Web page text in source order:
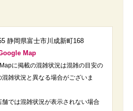
静岡県富士市川成新町168
Map
に掲載の混雑状況は混雑の目安の
混雑状況と異なる場合がございま
では混雑状況が表示されない場合